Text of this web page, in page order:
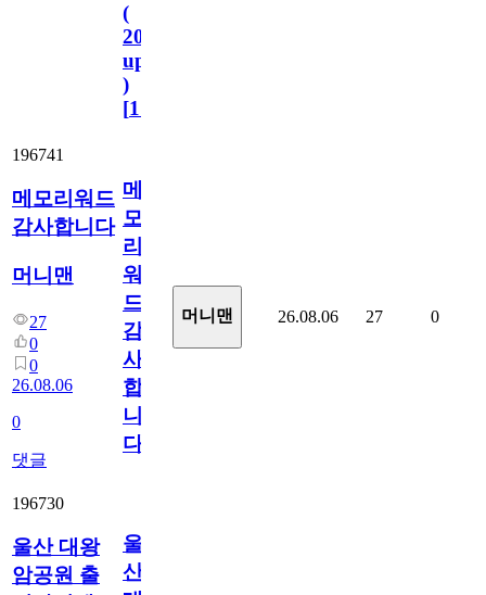
(
2023.11.1
update
)
[110
196741
메모리워드
감사합니다
머니맨
27
0
0
26.08.06
0
댓글
메
모
리
워
드
감
사
합
니
다
머니맨 26.08.06 27 0
196730
울산 대왕
암공원 출
울
산